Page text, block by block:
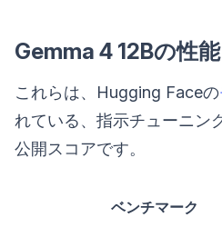
Gemma 4 12Bの性能
これらは、Hugging Faceの
れている、指示チューニン
公開スコアです。
ベンチマーク